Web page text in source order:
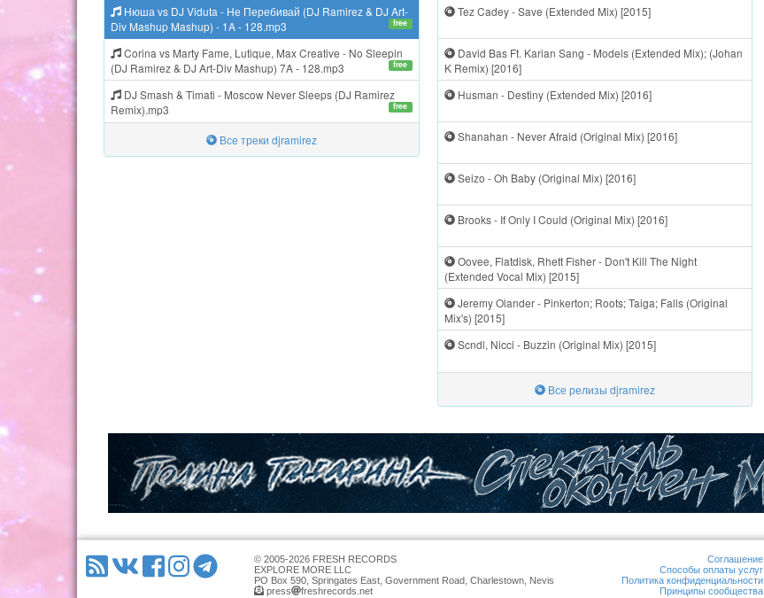
Нюша vs DJ Viduta - Не Перебивай (DJ Ramirez & DJ Art-
Div Mashup Mashup) - 1A - 128.mp3
free
Corina vs Marty Fame, Lutique, Max Creative - No Sleepin
(DJ Ramirez & DJ Art-Div Mashup) 7A - 128.mp3
free
DJ Smash & Timati - Moscow Never Sleeps (DJ Ramirez
Remix).mp3
free
Все треки djramirez
Tez Cadey - Save (Extended Mix) [2015]
David Bas Ft. Karian Sang - Models (Extended Mix); (Johan
K Remix) [2016]
Husman - Destiny (Extended Mix) [2016]
Shanahan - Never Afraid (Original Mix) [2016]
Seizo - Oh Baby (Original Mix) [2016]
Brooks - If Only I Could (Original Mix) [2016]
Oovee, Flatdisk, Rhett Fisher - Don't Kill The Night
(Extended Vocal Mix) [2015]
Jeremy Olander - Pinkerton; Roots; Taiga; Falls (Original
Mix's) [2015]
Scndl, Nicci - Buzzin (Original Mix) [2015]
Все релизы djramirez
© 2005-2026 FRESH RECORDS
EXPLORE MORE LLC
PO Box 590, Springates East, Government Road, Charlestown, Nevis
press
freshrecords.net
Соглашение
Способы оплаты услуг
Политика конфиденциальности
Принципы сообщества